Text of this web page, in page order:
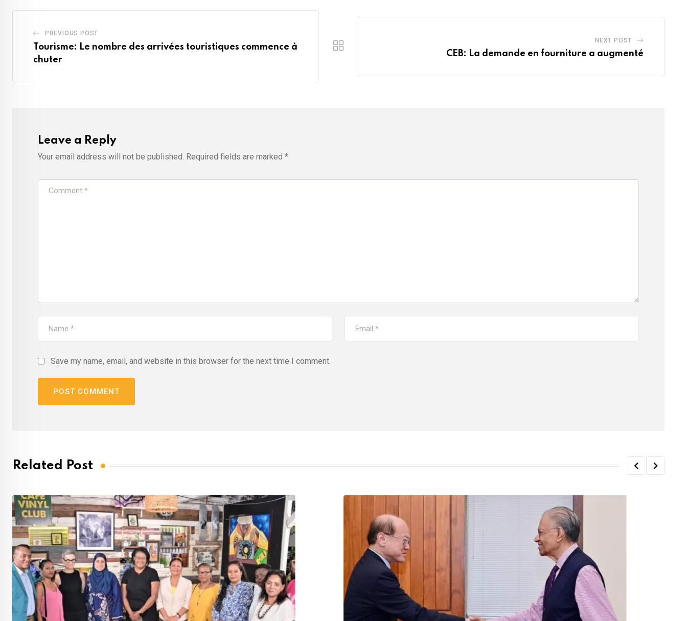
PREVIOUS POST
Tourisme: Le nombre des arrivées touristiques commence à
chuter
NEXT POST
CEB: La demande en fourniture a augmenté
Leave a Reply
Your email address will not be published. Required fields are marked *
Save my name, email, and website in this browser for the next time I comment.
Related Post